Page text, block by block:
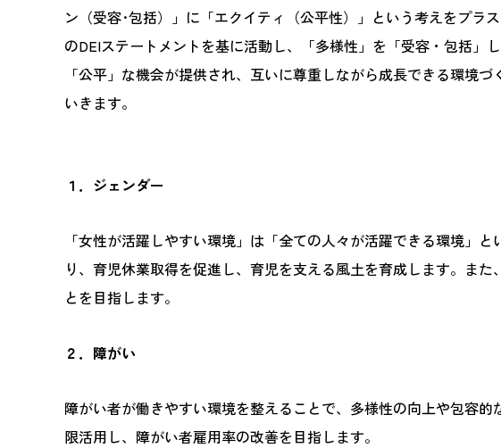
ン（受容･包括）」に「エクイティ（公平性）」という考えをプラ
のDEIステートメントを基に活動し、「多様性」を「受容・包括」
「公平」な機会が提供され、互いに尊重しながら成長できる環境づ
いきます。
１．ジェンダー
「女性が活躍しやすい環境」は「全ての人々が活躍できる環境」
り、育児休業取得を促進し、育児を支える風土を育成します。ま
とを目指します。
２．障がい
障がい者が働きやすい環境を整えることで、多様性の向上や包容
限活用し、障がい者雇用率の改善を目指します。